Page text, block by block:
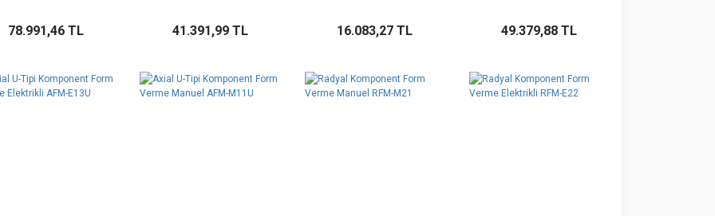
78.991,46 TL
Sepete Ekle 41.391,99 TL
Sepete Ekle 16.083,27 TL
Sepete Ekle 49.379,88 TL
Sepete Ekle